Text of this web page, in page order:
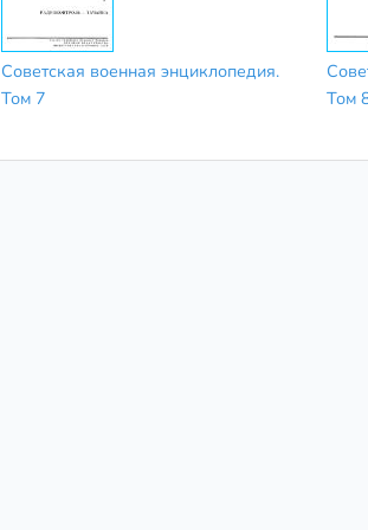
Советская военная энциклопедия.
Том 7
Том